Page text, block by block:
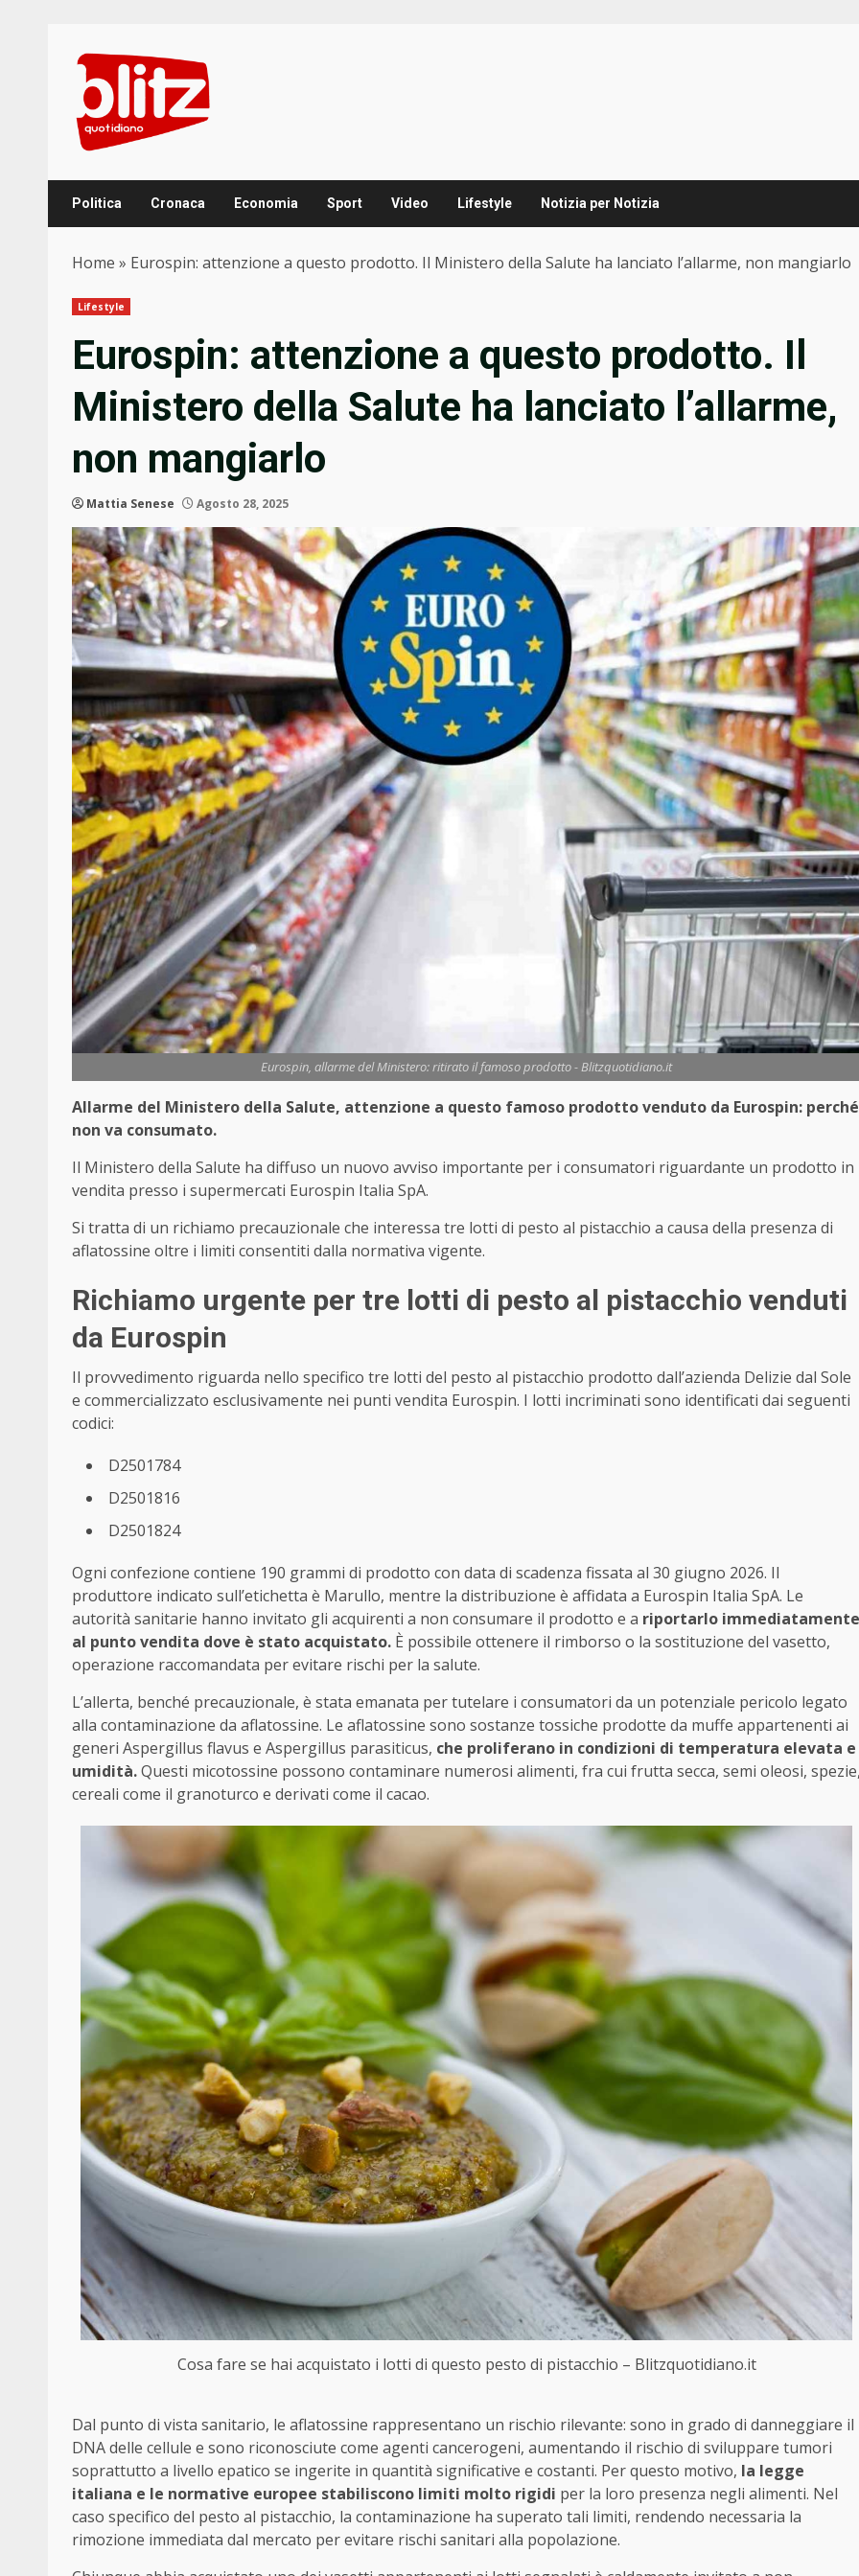
content
Politica Cronaca Economia Sport Video Lifestyle Notizia per Notizia
Home » Eurospin: attenzione a questo prodotto. Il Ministero della Salute ha lanciato l’allarme, non mangiarlo
Lifestyle
Eurospin: attenzione a questo prodotto. Il
Ministero della Salute ha lanciato l’allarme,
non mangiarlo
Mattia Senese Agosto 28, 2025
Eurospin, allarme del Ministero: ritirato il famoso prodotto - Blitzquotidiano.it
Allarme del Ministero della Salute, attenzione a questo famoso prodotto venduto da Eurospin: perché
non va consumato.
Il Ministero della Salute ha diffuso un nuovo avviso importante per i consumatori riguardante un prodotto in
vendita presso i supermercati Eurospin Italia SpA.
Si tratta di un richiamo precauzionale che interessa tre lotti di pesto al pistacchio a causa della presenza di
aflatossine oltre i limiti consentiti dalla normativa vigente.
Richiamo urgente per tre lotti di pesto al pistacchio venduti
da Eurospin
Il provvedimento riguarda nello specifico tre lotti del pesto al pistacchio prodotto dall’azienda Delizie dal Sole
e commercializzato esclusivamente nei punti vendita Eurospin. I lotti incriminati sono identificati dai seguenti
codici:
D2501784
D2501816
D2501824
Ogni confezione contiene 190 grammi di prodotto con data di scadenza fissata al 30 giugno 2026. Il
produttore indicato sull’etichetta è Marullo, mentre la distribuzione è affidata a Eurospin Italia SpA. Le
autorità sanitarie hanno invitato gli acquirenti a non consumare il prodotto e a riportarlo immediatamente
al punto vendita dove è stato acquistato. È possibile ottenere il rimborso o la sostituzione del vasetto,
operazione raccomandata per evitare rischi per la salute.
L’allerta, benché precauzionale, è stata emanata per tutelare i consumatori da un potenziale pericolo legato
alla contaminazione da aflatossine. Le aflatossine sono sostanze tossiche prodotte da muffe appartenenti ai
generi Aspergillus flavus e Aspergillus parasiticus, che proliferano in condizioni di temperatura elevata e
umidità.Questi micotossine possono contaminare numerosi alimenti, fra cui frutta secca, semi oleosi,
cereali come il granoturco e derivati come il cacao.
Cosa fare se hai acquistato i lotti di questo pesto di pistacchio – Blitzquotidiano.it
Dal punto di vista sanitario, le aflatossine rappresentano un rischio rilevante: sono in grado di danneggiare il
DNA delle cellule e sono riconosciute come agenti cancerogeni, aumentando il rischio di sviluppare tumori
soprattutto a livello epatico se ingerite in quantità significative e costanti. Per questo motivo, la legge
italiana e le normative europee stabiliscono limiti molto rigidi per la loro presenza negli alimenti. Nel
caso specifico del pesto al pistacchio, la contaminazione ha superato tali limiti, rendendo necessaria la
rimozione immediata dal mercato per evitare rischi sanitari alla popolazione.